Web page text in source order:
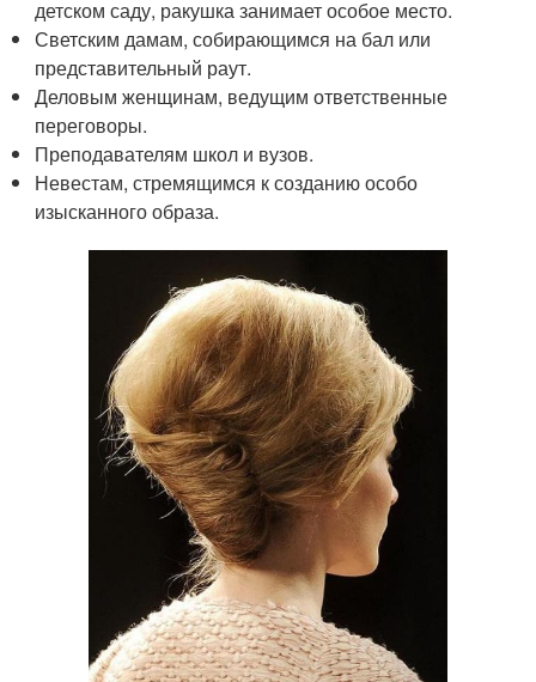
детском саду, ракушка занимает особое место.
Светским дамам, собирающимся на бал или
представительный раут.
Деловым женщинам, ведущим ответственные
переговоры.
Преподавателям школ и вузов.
Невестам, стремящимся к созданию особо
изысканного образа.